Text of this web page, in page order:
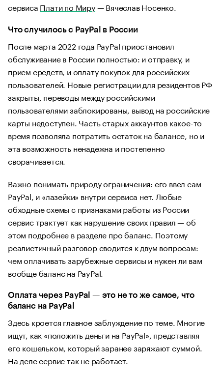
сервиса Плати по Миру— Вячеслав Носенко.
Что случилось с PayPal в России
После марта 2022 года PayPal приостановил
обслуживание в России полностью: и отправку, и
прием средств, и оплату покупок для российских
пользователей. Новые регистрации для резидентов РФ
закрыты, переводы между российскими
пользователями заблокированы, вывод на российские
карты недоступен. Часть старых аккаунтов какое-то
время позволяла потратить остаток на балансе, но и
эта возможность ненадежна и постепенно
сворачивается.
Важно понимать природу ограничения: его ввел сам
PayPal, и «лазейки» внутри сервиса нет. Любые
обходные схемы с признаками работы из России
сервис трактует как нарушение своих правил — об
этом подробнее в разделе про баланс. Поэтому
реалистичный разговор сводится к двум вопросам:
чем оплачивать зарубежные сервисы и нужен ли вам
вообще баланс на PayPal.
Оплата через PayPal — это не то же самое, что
баланс на PayPal
Здесь кроется главное заблуждение по теме. Многие
ищут, как «положить деньги на PayPal», представляя
его кошельком, который заранее заряжают суммой.
На деле сервис так не работает.